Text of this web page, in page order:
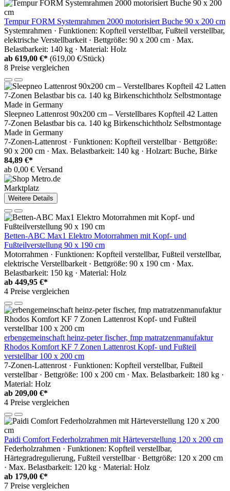
Tempur FORM Systemrahmen 2000 motorisiert Buche 90 x 200 cm
Systemrahmen · Funktionen: Kopfteil verstellbar, Fußteil verstellbar,
elektrische Verstellbarkeit · Bettgröße: 90 x 200 cm · Max.
Belastbarkeit: 140 kg · Material: Holz
ab 619,00 €* (619,00 €/Stück)
8 Preise vergleichen
Sleepneo Lattenrost 90x200 cm – Verstellbares Kopfteil 42 Latten
7-Zonen Belastbar bis ca. 140 kg Birkenschichtholz Selbstmontage
Made in Germany
7-Zonen-Lattenrost · Funktionen: Kopfteil verstellbar · Bettgröße:
90 x 200 cm · Max. Belastbarkeit: 140 kg · Holzart: Buche, Birke
84,89 €*
ab 0,00 € Versand
Marktplatz
Weitere Details
Betten-ABC Max1 Elektro Motorrahmen mit Kopf- und
Fußteilverstellung 90 x 190 cm
Motorrahmen · Funktionen: Kopfteil verstellbar, Fußteil verstellbar,
elektrische Verstellbarkeit · Bettgröße: 90 x 190 cm · Max.
Belastbarkeit: 150 kg · Material: Holz
ab 449,95 €*
4 Preise vergleichen
erbengemeinschaft heinz-peter fischer, fmp matratzenmanufaktur
Rhodos Komfort KF 7 Zonen Lattenrost Kopf- und Fußteil
verstellbar 100 x 200 cm
7-Zonen-Lattenrost · Funktionen: Kopfteil verstellbar, Fußteil
verstellbar · Bettgröße: 100 x 200 cm · Max. Belastbarkeit: 180 kg ·
Material: Holz
ab 209,00 €*
4 Preise vergleichen
Paidi Comfort Federholzrahmen mit Härteverstellung 120 x 200 cm
Federholzrahmen · Funktionen: Kopfteil verstellbar,
Härtegradregulierung, Fußteil verstellbar · Bettgröße: 120 x 200 cm
· Max. Belastbarkeit: 120 kg · Material: Holz
ab 179,00 €*
7 Preise vergleichen